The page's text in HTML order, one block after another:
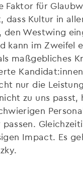
für
Kultur in
Westwing
im Zweifel
maßgebliches
nur die
zu uns
Impact. Es